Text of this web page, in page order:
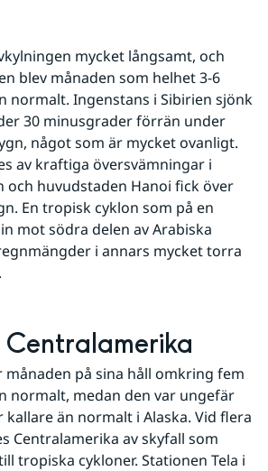
mycket långsamt, och
blev månaden som helhet 3-6
normalt. Ingenstans i Sibirien sjönk
30 minusgrader förrän under
något som är mycket ovanligt.
av kraftiga översvämningar i
och huvudstaden Hanoi fick över
En tropisk cyklon som på en
mot södra delen av Arabiska
i annars mycket torra
månaden på sina håll omkring fem
normalt, medan den var ungefär
än normalt i Alaska. Vid flera
Centralamerika av skyfall som
tropiska cykloner. Stationen Tela i